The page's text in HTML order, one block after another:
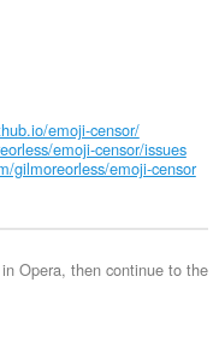
emoji-censor/
emoji-censor/issues
gilmoreorless/emoji-censor
Opera, then continue to the